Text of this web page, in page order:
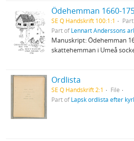
SE Q Handskrift 100:1:1
Part
Part ofLennart Anderssons
Manuskript: Ödehemman
skattehemman i Umeå
Ordlista
SE Q Handskrift 2:1
File
Part ofLapsk ordlista efter